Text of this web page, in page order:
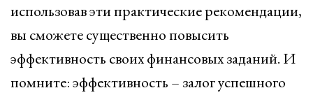
использовав эти практические рекомендации,
вы сможете существенно повысить
эффективность своих финансовых заданий. И
помните: эффективность – залог успешного